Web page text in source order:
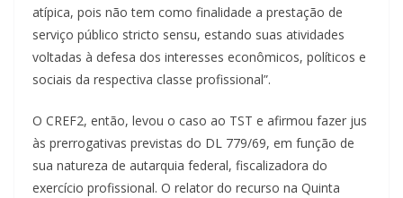
atípica, pois não tem como finalidade a prestação de
serviço público stricto sensu, estando suas atividades
voltadas à defesa dos interesses econômicos, políticos e
sociais da respectiva classe profissional”.
O CREF2, então, levou o caso ao TST e afirmou fazer jus
às prerrogativas previstas do DL 779/69, em função de
sua natureza de autarquia federal, fiscalizadora do
exercício profissional. O relator do recurso na Quinta